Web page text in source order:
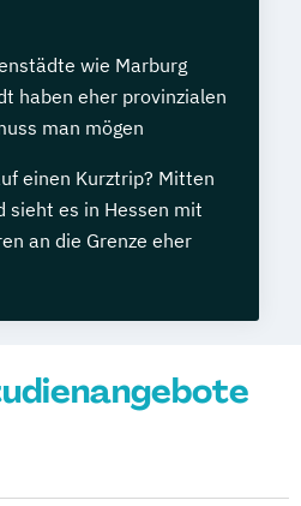
wie Marburg
haben eher provinzialen
man mögen
einen Kurztrip? Mitten
sieht es in Hessen mit
an die Grenze eher